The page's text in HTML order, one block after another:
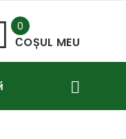
0
СOȘUL MEU